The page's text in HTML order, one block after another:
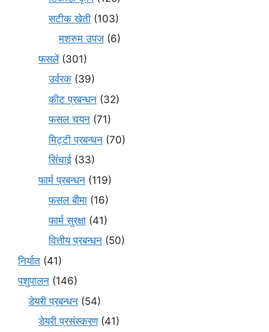
सटीक खेती (103)
मशरुम उपज (6)
फसलें(301)
उर्वरक (39)
कीट प्रबन्धन (32)
फसल चयन (71)
मि‌ट्टी प्रबन्धन (70)
सिंचाई (33)
फार्म प्रबन्धन (119)
फसल बीमा (16)
फार्म सुरक्षा (41)
वित्तीय प्रबन्धन (50)
निर्यात (41)
पशुपालन (146)
डेयरी प्रबन्धन (54)
डेयरी प्रसंस्करण(41)